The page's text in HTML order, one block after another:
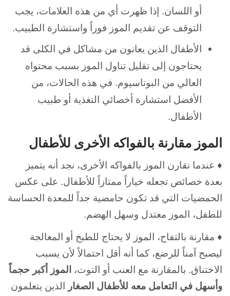
أو اللسان. إذا ظهرت أي من هذه العلامات، يجب
التوقف عن تقديم الموز فوراً واستشارة الطبيب.
الأطفال الذين يعانون من مشاكل في الكلى قد
يحتاجون إلى تقليل تناول الموز بسبب محتواه
العالي من البوتاسيوم. في هذه الحالات، من
الأفضل استشارة أخصائي التغذية أو طبيب
الأطفال.
الموز مقارنة بالفواكه الأخرى للأطفال
♦ عندما نقارن الموز بالفواكه الأخرى، نجد أنه يتميز
بعدة خصائص تجعله خياراً ممتازاً للأطفال. على عكس
الحمضيات التي قد تكون حامضية جداً للمعدة الحساسة
للطفل، الموز معتدل وسهل الهضم.
♦ مقارنة بالتفاح، الموز لا يحتاج للطبخ أو المعالجة
ليصبح آمناً للرضع، كما أنه أقل احتمالاً لأن يسبب
الاختناق. بالمقارنة مع العنب أو التوت،
الموز أكبر حجماً
وأسهل في التعامل معه للأطفال الصغار الذين يتعلمون